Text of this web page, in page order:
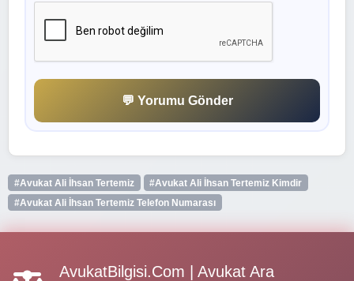
💬 Yorumu Gönder
#Avukat Ali İhsan Tertemiz
#Avukat Ali İhsan Tertemiz Kimdir
#Avukat Ali İhsan Tertemiz Telefon Numarası
AvukatBilgisi.Com | Avukat Ara